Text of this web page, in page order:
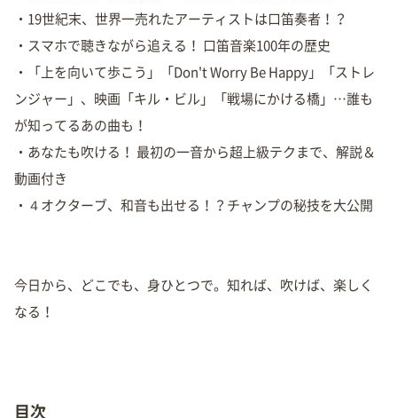
・19世紀末、世界一売れたアーティストは口笛奏者！？
・スマホで聴きながら追える！ 口笛音楽100年の歴史
・「上を向いて歩こう」「Don't Worry Be Happy」「ストレ
ンジャー」、映画「キル・ビル」「戦場にかける橋」…誰も
が知ってるあの曲も！
・あなたも吹ける！ 最初の一音から超上級テクまで、解説＆
動画付き
・４オクターブ、和音も出せる！？チャンプの秘技を大公開
今日から、どこでも、身ひとつで。知れば、吹けば、楽しく
なる！
目次